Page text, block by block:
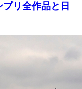
リ全作品と日